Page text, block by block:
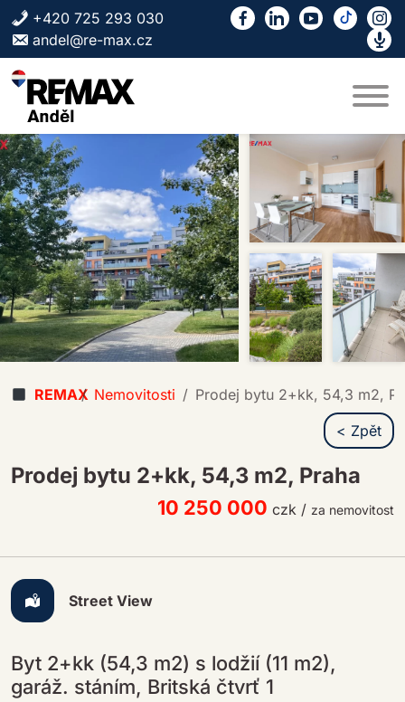
Skip to content
+420 725 293 030
andel@re-max.cz
REMAX Nemovitosti
Prodej bytu 2+kk, 54,3 m2,
< Zpět
Prodej bytu 2+kk, 54,3 m2, Praha
10 250 000 czk / za nemovitost
Street View
Byt 2+kk (54,3 m2) s lodžií (11 m2),
garáž. stáním, Britská čtvrť 1